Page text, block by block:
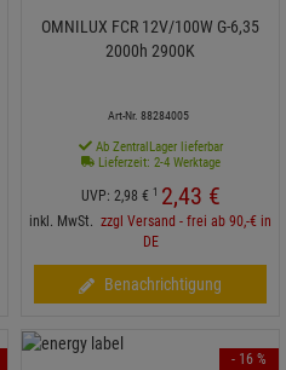
OMNILUX FCR 12V/100W G-6,35
2000h 2900K
Art-Nr. 88284005
Ab ZentralLager lieferbar
Lieferzeit: 2-4 Werktage
UVP: 2,98 € 1 2,43 €
inkl. MwSt. zzgl Versand - frei ab 90,-€ in
DE
Benachrichtigung
- 16 %